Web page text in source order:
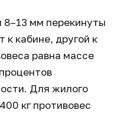
мм перекинуты
к кабине, другой к
равна массе
Для жилого
кг противовес